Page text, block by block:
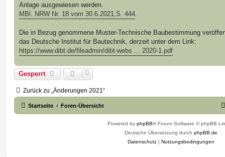
Anlage ausgewiesen werden.
MBl. NRW Nr. 18 vom 30.6.2021,S. 444
Die in Bezug genommene Muster-Technische Baubestimmung
das Deutsche Institut für Bautechnik, derzeit unter dem Link:
https://www.dibt.de/fileadmin/dibt-webs ... 2020-1.pdf
Gesperrt
Zurück zu „Änderungen 2021“
Startseite Foren-Übersicht
Powered by phpBB® Forum Software © phpBB
Deutsche Übersetzung durch phpBB.de
Datenschutz | Nutzungsbedingungen